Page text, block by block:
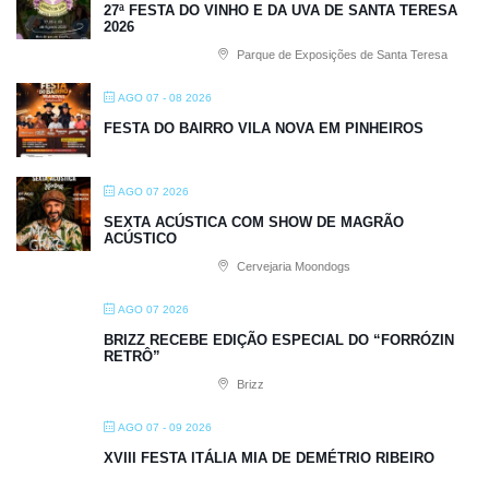
27ª FESTA DO VINHO E DA UVA DE SANTA TERESA
2026
Parque de Exposições de Santa Teresa
AGO 07 - 08 2026
FESTA DO BAIRRO VILA NOVA EM PINHEIROS
AGO 07 2026
SEXTA ACÚSTICA COM SHOW DE MAGRÃO
ACÚSTICO
Cervejaria Moondogs
AGO 07 2026
BRIZZ RECEBE EDIÇÃO ESPECIAL DO “FORRÓZIN
RETRÔ”
Brizz
AGO 07 - 09 2026
XVIII FESTA ITÁLIA MIA DE DEMÉTRIO RIBEIRO